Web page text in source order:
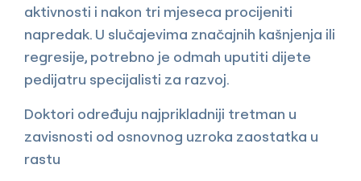
aktivnosti i nakon tri mjeseca procijeniti
napredak. U slučajevima značajnih kašnjenja ili
regresije, potrebno je odmah uputiti dijete
pedijatru specijalisti za razvoj.
Doktori određuju najprikladniji tretman u
zavisnosti od osnovnog uzroka zaostatka u
rastu